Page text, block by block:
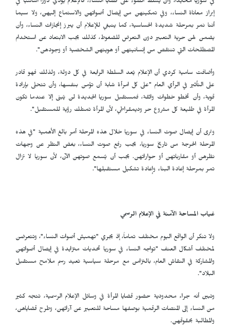
في سوريا محايداً، وأن يسلط الضوء على قضايا النساء، فالإعلام يؤدي دوراً أساسياً في
إبراز معاناة النساء، وفي تمكينهن من إيصال أصواتهن والاستماع إليهن، ولا سيما
أننا نمر بمرحلة شديدة الحساسية، كما ينبغي للإعلام أن يبرز إنجازات النساء، وأن
يضمن لهن حرية التعبير دون التعرض للضغوط، كذلك يجب الابتعاد عن استخدام
المصطلحات التي تنتقص من إنسانيتهن أو هويتهن الشخصية أو وجودهن".
وأضافت سامية كردي أن الإعلام يُعد السلطة الرابعة في كل دولة، ولذلك فهو قادر
على التأثير في الرأي العام "على كل امرأة شابة أن تؤمن بنفسها، وأن تتحلى بإرادة
قوية، وأن تخطو خطوات واثقة، فمستقبل سوريا الجديدة لن يُبنى إلا عندما تكون
المرأة في طليعة كل مشروع حر وديمقراطي، لأن المرأة تمتلك رؤية للمستقبل".
وترى أن إيصال صوت النساء في سوريا خلال هذه المرحلة أمر بالغ الأهمية "في هذه
المرحلة الحرجة من تاريخ سوريا، يجب رفع صوت النساء، بغض النظر عن وجهات
نظرهن أو مقارباتهن أو حواراتهن. يجب أن يُسمع صوتهن الآن، لأن سوريا لا تزال
تمر بمرحلة إعادة البناء وإعادة تشكيل مستقبلها".
غياب المساحة الآمنة في الإعلام الرسمي
ولا تنكر أن الواقع اليوم مختلف تماماً، إذ يجري "تهميش أصوات النساء"، وتتعرضن
لمختلف أشكال العنف "تواجه النساء في سوريا تحديات متزايدة في إيصال أصواتهن
والمشاركة في النقاش العام، بالتزامن مع مرحلة سياسية تعيد رسم ملامح مستقبل
البلاد".
وتبين أنه جراء محدودية حضور قضايا المرأة في وسائل الإعلام الرسمية، تتجه كثير
من النساء إلى المنصات الرقمية بوصفها مساحة للتعبير عن آرائهن، وطرح قضاياهن،
والمطالبة بحقوقهن.